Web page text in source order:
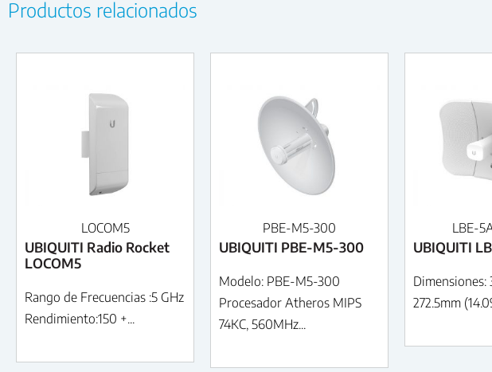
Productos relacionados
LOCOM5
UBIQUITI Radio Rocket
LOCOM5
Rango de Frecuencias :5 GHz
Rendimiento:150 +...
PBE-M5-300
UBIQUITI PBE-M5-300
Modelo: PBE-M5-300
Procesador Atheros MIPS
74KC, 560MHz...
LBE-
UBIQUITI
Dimensiones:
272.5mm